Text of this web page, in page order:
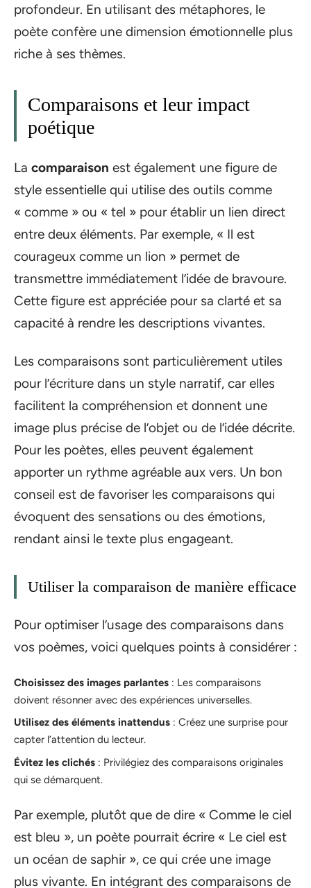
profondeur. En utilisant des métaphores, le
poète confère une dimension émotionnelle plus
riche à ses thèmes.
Comparaisons et leur impact
poétique
La comparaison est également une figure de
style essentielle qui utilise des outils comme
« comme » ou « tel » pour établir un lien direct
entre deux éléments. Par exemple, « Il est
courageux comme un lion » permet de
transmettre immédiatement l’idée de bravoure.
Cette figure est appréciée pour sa clarté et sa
capacité à rendre les descriptions vivantes.
Les comparaisons sont particulièrement utiles
pour l’écriture dans un style narratif, car elles
facilitent la compréhension et donnent une
image plus précise de l’objet ou de l’idée décrite.
Pour les poètes, elles peuvent également
apporter un rythme agréable aux vers. Un bon
conseil est de favoriser les comparaisons qui
évoquent des sensations ou des émotions,
rendant ainsi le texte plus engageant.
Utiliser la comparaison de manière efficace
Pour optimiser l’usage des comparaisons dans
vos poèmes, voici quelques points à considérer :
Choisissez des images parlantes : Les comparaisons
doivent résonner avec des expériences universelles.
Utilisez des éléments inattendus : Créez une surprise pour
capter l’attention du lecteur.
Évitez les clichés : Privilégiez des comparaisons originales
qui se démarquent.
Par exemple, plutôt que de dire « Comme le ciel
est bleu », un poète pourrait écrire « Le ciel est
un océan de saphir », ce qui crée une image
plus vivante. En intégrant des comparaisons de